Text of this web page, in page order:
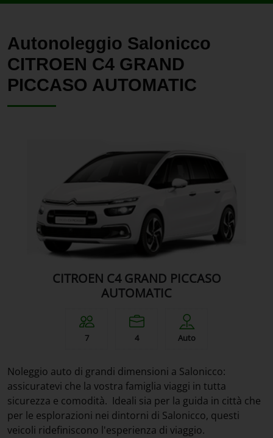
Autonoleggio Salonicco
CITROEN C4 GRAND
PICCASO AUTOMATIC
CITROEN C4 GRAND PICCASO
AUTOMATIC
7 4 Auto
Noleggio auto di grandi dimensioni a Salonicco:
assicuratevi che la vostra famiglia viaggi in tutta
sicurezza e comodità. Ideali sia per la guida in città che
per le esplorazioni nei dintorni di Salonicco, questi
veicoli ridefiniscono l'esperienza di viaggio.